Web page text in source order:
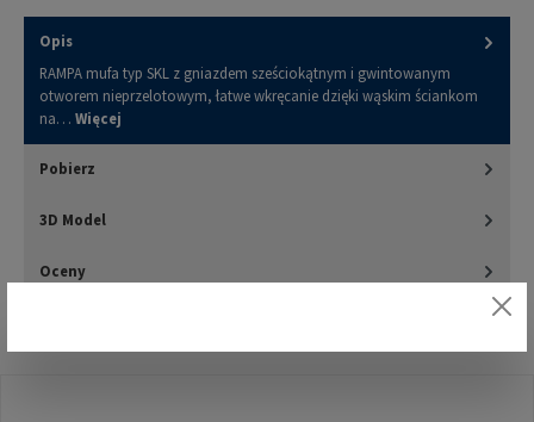
Opis
RAMPA mufa typ SKL z gniazdem sześciokątnym i gwintowanym
otworem nieprzelotowym, łatwe wkręcanie dzięki wąskim ściankom
na… Więcej
Pobierz
3D Model
Oceny